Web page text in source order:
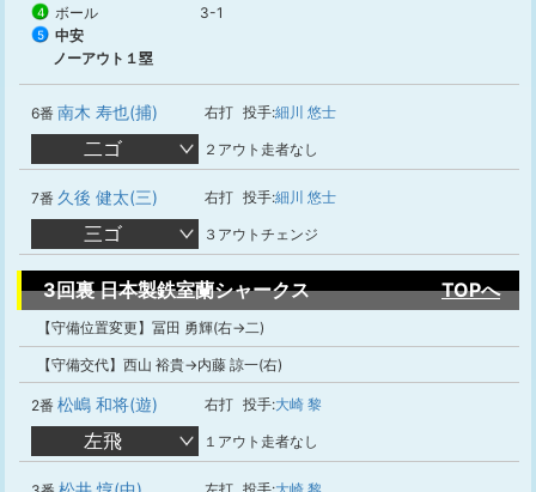
4 ボール 3-1
5
中安
ノーアウト１塁
6番 南木 寿也(捕) 右打 投手:細川 悠士
二ゴ ２アウト走者なし
7番 久後 健太(三) 右打 投手:細川 悠士
三ゴ ３アウトチェンジ
3回裏 日本製鉄室蘭シャークス TOPへ
【守備位置変更】冨田 勇輝(右→二)
【守備交代】西山 裕貴→内藤 諒一(右)
2番 松嶋 和将(遊) 右打 投手:大崎 黎
左飛 １アウト走者なし